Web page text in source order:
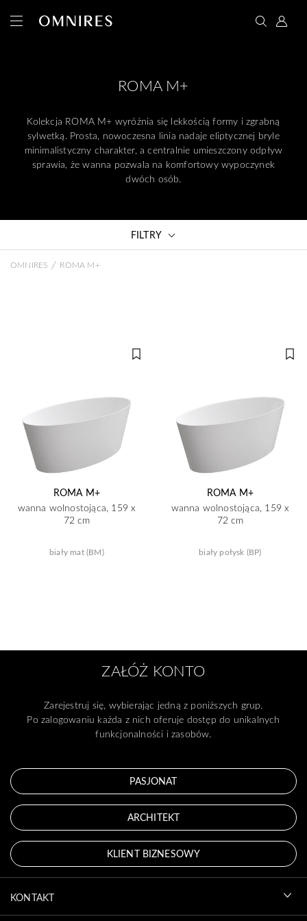
ROMA M+
Kolekcja ROMA M+ wyróżnia się lekkością formy i zgrabną
sylwetką. Prosta, nowoczesna linia nadaje eliptycznej bryle
minimalistyczny charakter, a centralnie umieszczony odpływ
sprawia, że wanna pozwala na komfortowy wypoczynek
dwóch osób.
FILTRY
OMNIRES / ROMA M+
ROMA M+
wanna wolnostojąca, 159 x
72 cm
biały mat (BM)
ROMA M+
wanna wolnostojąca, 159 x
72 cm
biały połysk (BP)
ZAŁÓŻ KONTO
Zarejestruj się, wybierając jedną z poniższych grup.
Po zalogowaniu każda z nich oferuje dostęp do unikalnych
funkcjonalności i zasobów.
PASJONAT
ARCHITEKT
KLIENT BIZNESOWY
KONTAKT